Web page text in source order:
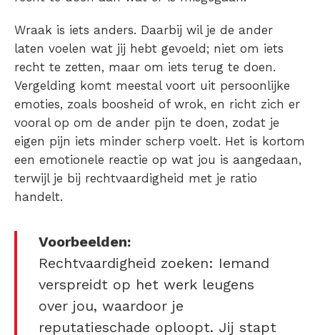
Wraak is iets anders. Daarbij wil je de ander
laten voelen wat jij hebt gevoeld ; niet om iets
recht te zetten, maar om iets terug te doen.
Vergelding komt meestal voort uit persoonlijke
emoties, zoals boosheid of wrok, en richt zich er
vooral op om de ander pijn te doen, zodat je
eigen pijn iets minder scherp voelt. Het is kortom
een emotionele reactie op wat jou is aangedaan,
terwijl je bij rechtvaardigheid met je ratio
handelt.
Voorbeelden:
Rechtvaardigheid zoeken: Iemand
verspreidt op het werk leugens
over jou, waardoor je
reputatieschade oploopt. Jij stapt